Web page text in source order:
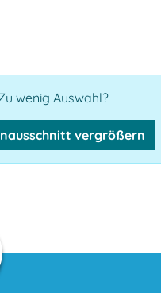
wenig Auswahl?
vergrößern